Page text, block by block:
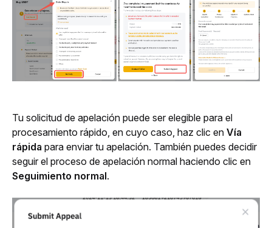
Tu solicitud de apelación puede ser elegible para el
procesamiento rápido, en cuyo caso, haz clic en Vía
rápida para enviar tu apelación. También puedes decidir
Seguimiento normal.